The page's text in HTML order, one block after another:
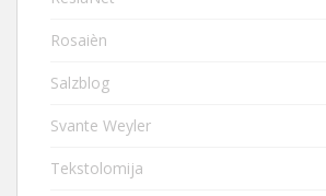
Rosaièn
Salzblog
Svante Weyler
Tekstolomija